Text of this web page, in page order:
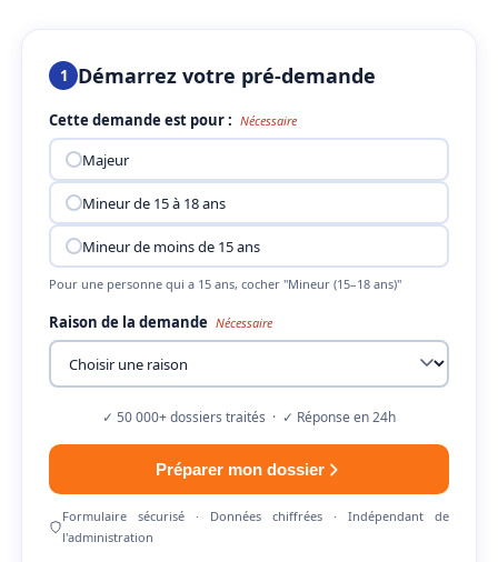
1 Démarrez votre pré-demande
Cette demande est pour : Nécessaire
Majeur
Mineur de 15 à 18 ans
Mineur de moins de 15 ans
Pour une personne qui a 15 ans, cocher "Mineur (15–18 ans)"
Raison de la demande Nécessaire
✓ 50 000+ dossiers traités · ✓ Réponse en 24h
Préparer mon dossier
Formulaire sécurisé · Données chiffrées · Indépendant de
l'administration